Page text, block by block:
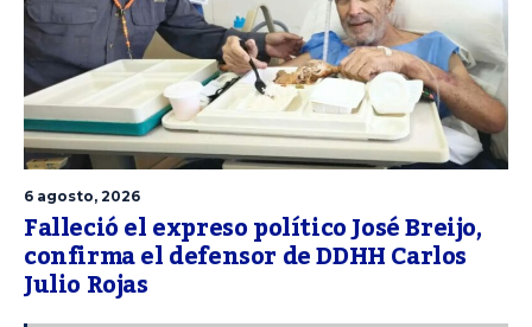
6 agosto, 2026
Falleció el expreso político José Breijo,
confirma el defensor de DDHH Carlos
Julio Rojas